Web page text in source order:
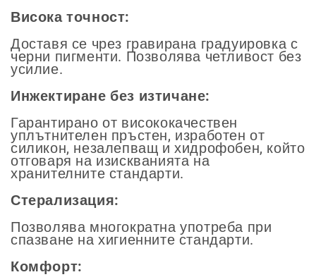
Висока точност:
Доставя се чрез гравирана градуировка с
черни пигменти. Позволява четливост без
усилие.
Инжектиране без изтичане:
Гарантирано от висококачествен
уплътнителен пръстен, изработен от
силикон, незалепващ и хидрофобен, който
отговаря на изискванията на
хранителните стандарти.
Стерализация:
Позволява многократна употреба при
спазване на хигиенните стандарти.
Комфорт: